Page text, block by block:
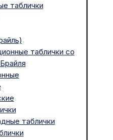
таблички
таблички со
таблички